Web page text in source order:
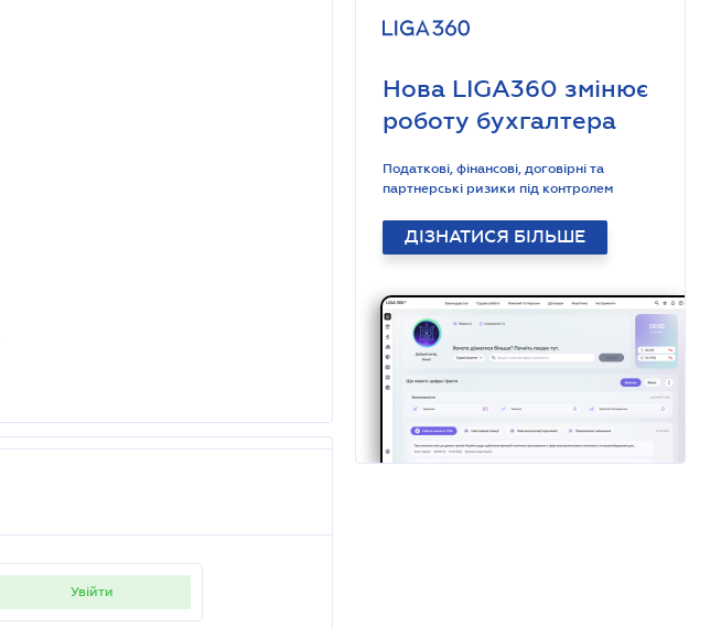
увійти
Нова LIGA360 змінює
роботу бухгалтера
Податкові, фінансові, договірні та
партнерські ризики під контролем
ДІЗНАТИСЯ БІЛЬШЕ